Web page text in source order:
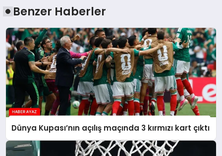
Benzer Haberler
Dünya Kupası’nın açılış maçında 3 kırmızı kart çıktı